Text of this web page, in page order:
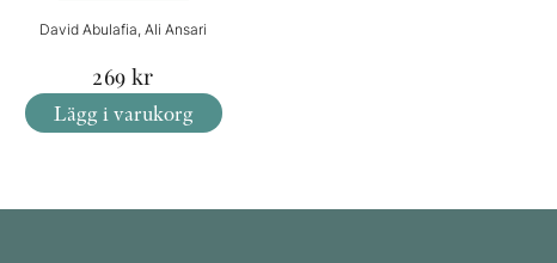
David Abulafia, Ali Ansari
269 kr
Lägg i varukorg